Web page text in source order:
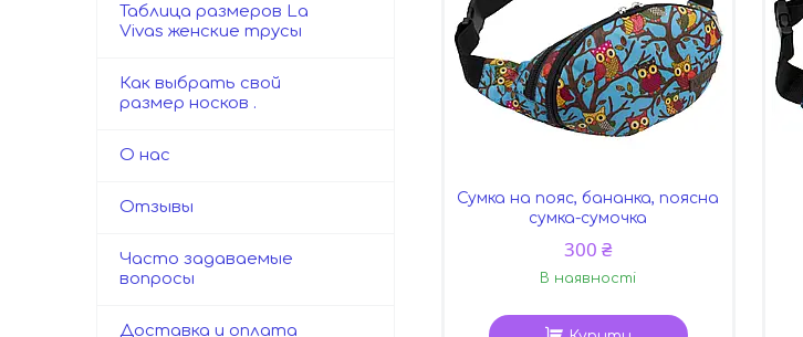
Сумка на пояс, бананка, поясна
сумка-сумочка
300 ₴
В наявності
Таблица размеров La
Vivas женские трусы
Как выбрать свой
размер носков .
О нас
Отзывы
Часто задаваемые
вопросы
Доставка и оплата